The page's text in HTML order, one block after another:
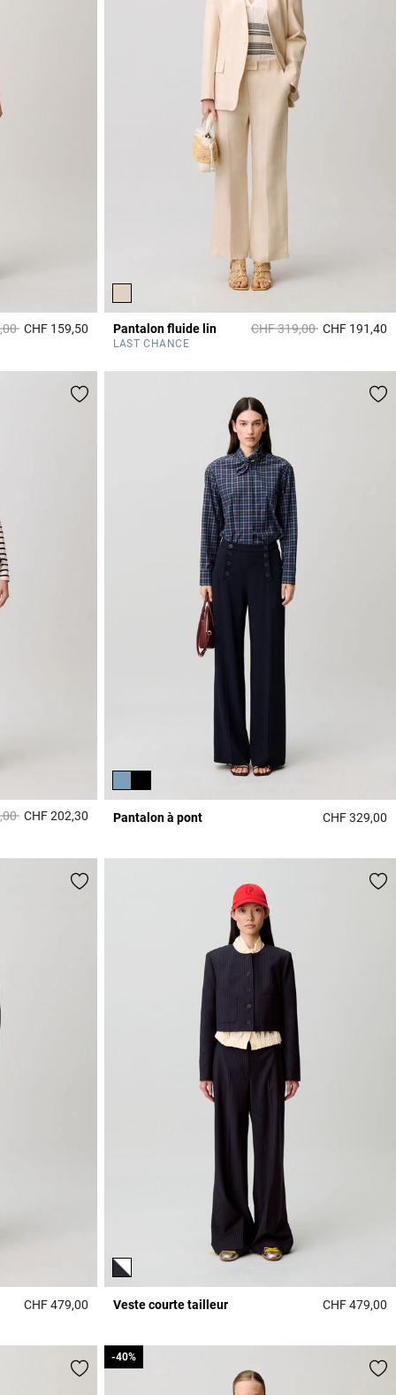
à partir de
àCHF 159,50 4.9 out of 5 Customer Rating
Pantalon fluide lin Prix réduit à partir de
CHF 319,00àCHF 191,40
LAST CHANCE
à partir de
àCHF 202,30 3.8 out of 5 Customer Rating
Pantalon à pont CHF 329,00
CHF 479,00 3.7 out of 5 Customer Rating
Veste courte tailleur CHF 479,00
-40%
-40%